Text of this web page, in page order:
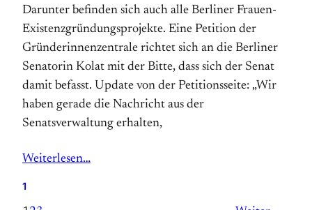
Darunter befinden sich auch alle Berliner Frauen-
Existenzgründungsprojekte. Eine Petition der
Gründerinnenzentrale richtet sich an die Berliner
Senatorin Kolat mit der Bitte, dass sich der Senat
damit befasst. Update von der Petitionsseite: „Wir
haben gerade die Nachricht aus der
Senatsverwaltung erhalten,
Weiterlesen…
1